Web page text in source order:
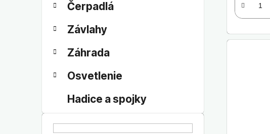
Čerpadlá
Závlahy
Záhrada
Osvetlenie
Hadice a spojky